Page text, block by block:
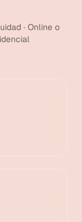
· Online o